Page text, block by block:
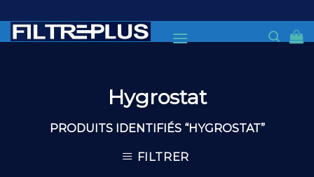
to
content
Hygrostat
PRODUITS IDENTIFIÉS “HYGROSTAT”
FILTRER